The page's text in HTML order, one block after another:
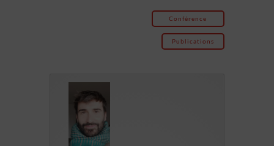
Conférence
Publications